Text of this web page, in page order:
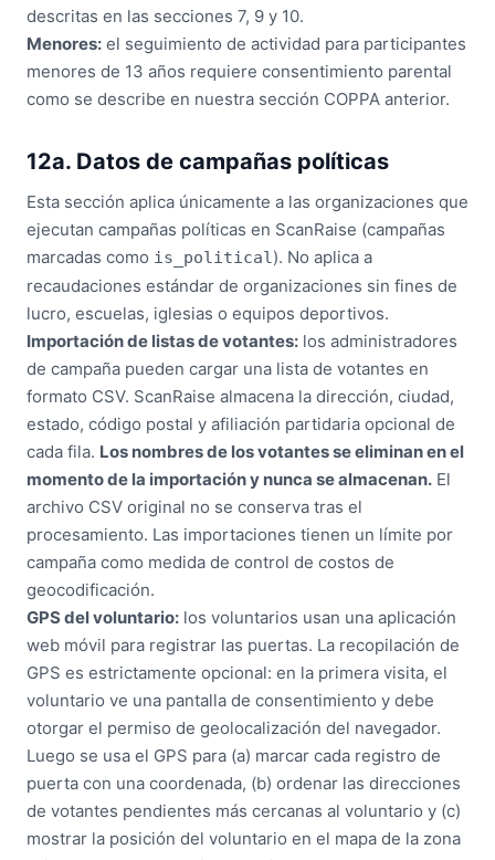
descritas en las secciones 7, 9 y 10.
Menores: el seguimiento de actividad para participantes
menores de 13 años requiere consentimiento parental
como se describe en nuestra sección COPPA anterior.
12a. Datos de campañas políticas
Esta sección aplica únicamente a las organizaciones que
ejecutan campañas políticas en ScanRaise (campañas
marcadas como is_political). No aplica a
recaudaciones estándar de organizaciones sin fines de
lucro, escuelas, iglesias o equipos deportivos.
Importación de listas de votantes: los administradores
de campaña pueden cargar una lista de votantes en
formato CSV. ScanRaise almacena la dirección, ciudad,
estado, código postal y afiliación partidaria opcional de
cada fila. Los nombres de los votantes se eliminan en el
momento de la importación y nunca se almacenan. El
archivo CSV original no se conserva tras el
procesamiento. Las importaciones tienen un límite por
campaña como medida de control de costos de
geocodificación.
GPS del voluntario: los voluntarios usan una aplicación
web móvil para registrar las puertas. La recopilación de
GPS es estrictamente opcional: en la primera visita, el
voluntario ve una pantalla de consentimiento y debe
otorgar el permiso de geolocalización del navegador.
Luego se usa el GPS para (a) marcar cada registro de
puerta con una coordenada, (b) ordenar las direcciones
de votantes pendientes más cercanas al voluntario y (c)
mostrar la posición del voluntario en el mapa de la zona